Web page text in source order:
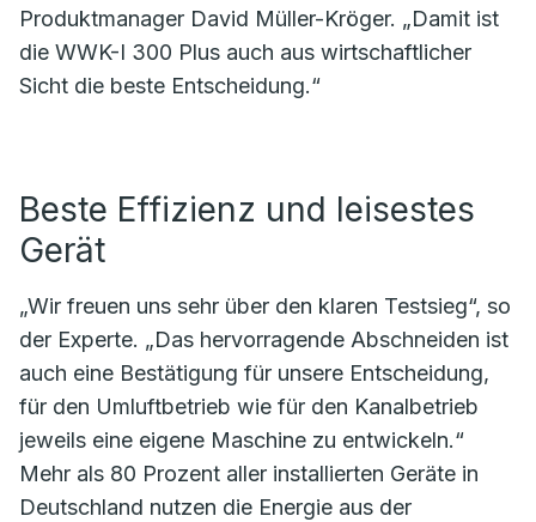
Produktmanager David Müller-Kröger. „Damit ist
die WWK-I 300 Plus auch aus wirtschaftlicher
Sicht die beste Entscheidung.“
Beste Effizienz und leisestes
Gerät
„Wir freuen uns sehr über den klaren Testsieg“, so
der Experte. „Das hervorragende Abschneiden ist
auch eine Bestätigung für unsere Entscheidung,
für den Umluftbetrieb wie für den Kanalbetrieb
jeweils eine eigene Maschine zu entwickeln.“
Mehr als 80 Prozent aller installierten Geräte in
Deutschland nutzen die Energie aus der